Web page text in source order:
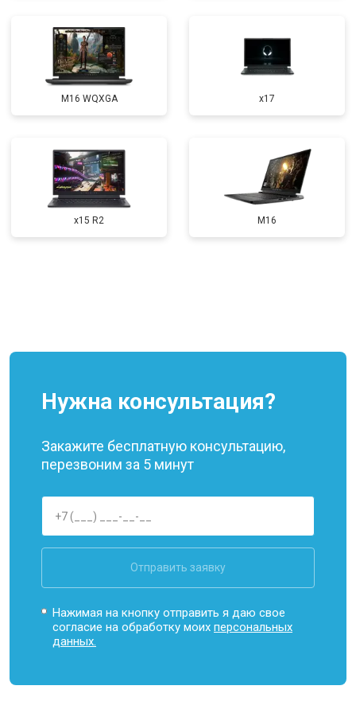
M16 WQXGA x17
x15 R2 M16
Нужна консультация?
Закажите бесплатную консультацию,
перезвоним за 5 минут
Отправить заявку
Нажимая на кнопку отправить я даю свое
согласие на обработку моихперсональных
данных.